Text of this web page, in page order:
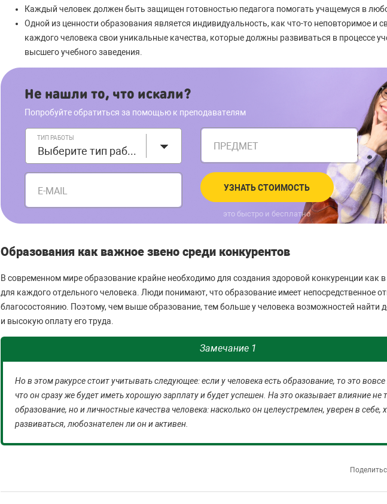
Каждый человек должен быть защищен готовностью педагога помогать учащемуся в
Одной из ценности образования является индивидуальность, как что-то неповторимое и
каждого человека свои уникальные качества, которые должны развиваться в процессе
высшего учебного заведения.
Не нашли то, что искали?
Попробуйте обратиться за помощью к преподавателям
ТИП РАБОТЫ
Выберите тип работы ПРЕДМЕТ
E-MAIL УЗНАТЬ СТОИМОСТЬ
это быстро и бесплатно
Образования как важное звено среди конкурентов
В современном мире образование крайне необходимо для создания здоровой конкуренции как
для каждого отдельного человека. Люди понимают, что образование имеет непосредственное
благосостоянию. Поэтому, чем выше образование, тем больше у человека возможностей найти
и высокую оплату его труда.
Замечание 1
Но в этом ракурсе стоит учитывать следующее: если у человека есть образование, то это вовсе
что он сразу же будет иметь хорошую зарплату и будет успешен. На это оказывает влияние не
образование, но и личностные качества человека: насколько он целеустремлен, уверен в себе,
развиваться, любознателен ли он и активен.